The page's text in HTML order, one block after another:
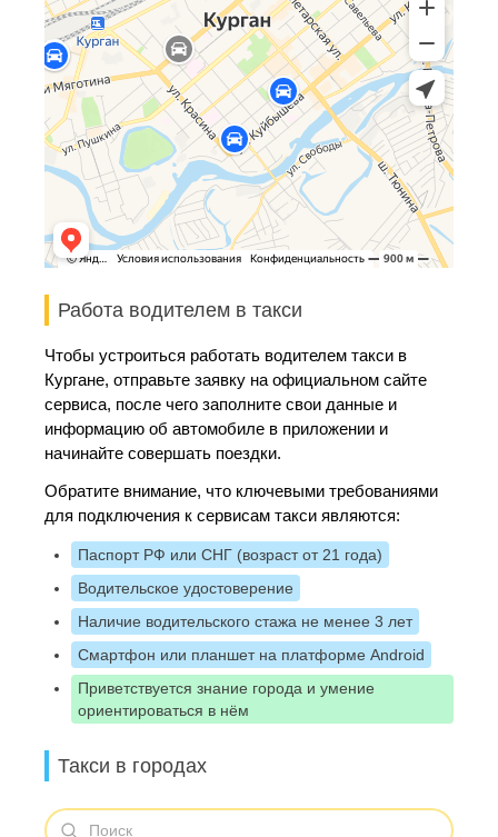
Работа водителем в такси
Чтобы устроиться работать водителем такси в
Кургане, отправьте заявку на официальном сайте
сервиса, после чего заполните свои данные и
информацию об автомобиле в приложении и
начинайте совершать поездки.
Обратите внимание, что ключевыми требованиями
для подключения к сервисам такси являются:
Паспорт РФ или СНГ (возраст от 21 года)
Водительское удостоверение
Наличие водительского стажа не менее 3 лет
Смартфон или планшет на платформе Android
Приветствуется знание города и умение
ориентироваться в нём
Такси в городах